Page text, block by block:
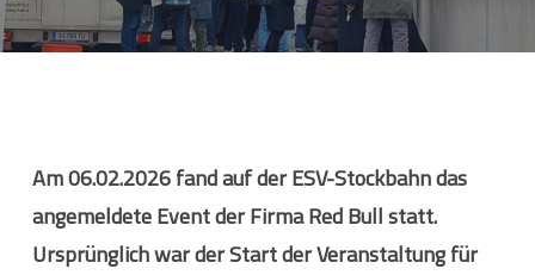
Am06.02.2026fand auf derESV-Stockbahndas
angemeldete Event derFirma Red Bullstatt.
Ursprünglich war der Start der Veranstaltung für